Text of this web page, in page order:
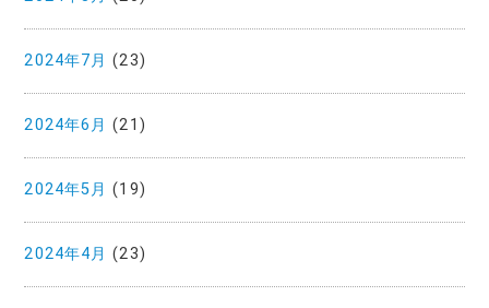
2024年7月 (23)
2024年6月 (21)
2024年5月 (19)
2024年4月 (23)